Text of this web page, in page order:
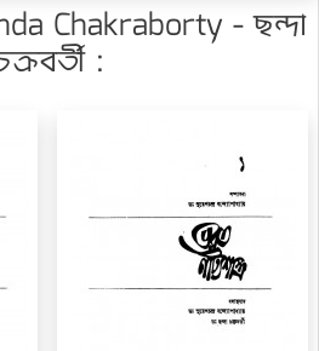
Chakraborty - ছন্দা
: